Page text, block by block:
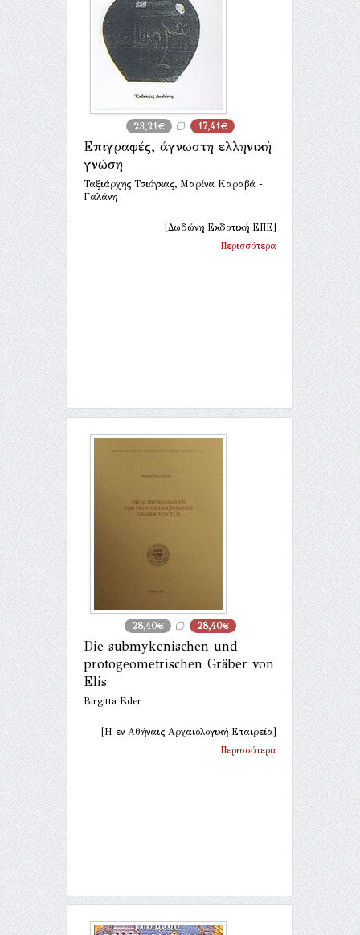
23,21€ 17,41€
Επιγραφές, άγνωστη ελληνική
γνώση
Ταξιάρχης Τσιόγκας, Μαρίνα Καραβά -
Γαλάνη
[Δωδώνη Εκδοτική ΕΠΕ]
Περισσότερα
28,40€ 28,40€
Die submykenischen und
protogeometrischen Gräber von
Elis
Birgitta Eder
[Η εν Αθήναις Αρχαιολογική Εταιρεία]
Περισσότερα